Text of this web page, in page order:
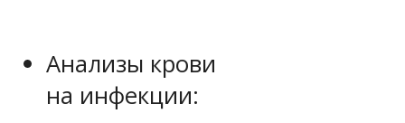
Анализы крови
на инфекции: